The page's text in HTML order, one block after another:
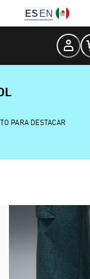
ES EN
PARA DESTACAR